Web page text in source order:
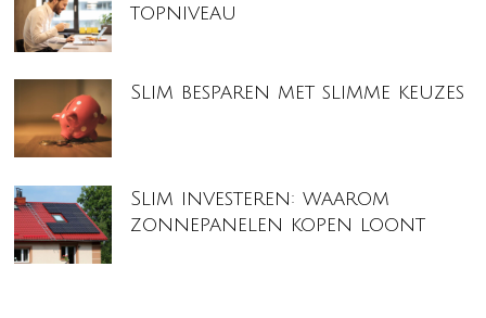
topniveau
Slim besparen met slimme keuzes
Slim investeren: waarom
zonnepanelen kopen loont